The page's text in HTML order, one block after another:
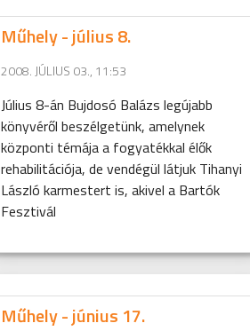
Műhely - július 8.
2008. JÚLIUS 03., 11:53
Július 8-án Bujdosó Balázs legújabb
könyvéről beszélgetünk, amelynek
központi témája a fogyatékkal élők
rehabilitációja, de vendégül látjuk Tihanyi
László karmestert is, akivel a Bartók
Fesztivál
Műhely - június 17.